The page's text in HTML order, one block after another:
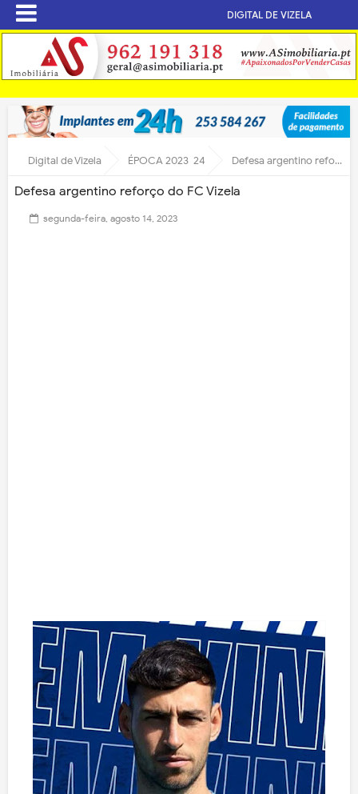
DIGITAL DE VIZELA
Digital de Vizela ÉPOCA 2023-24 Defesa argentino reforço do FC Vizela
Defesa argentino reforço do FC Vizela
segunda-feira, agosto 14, 2023